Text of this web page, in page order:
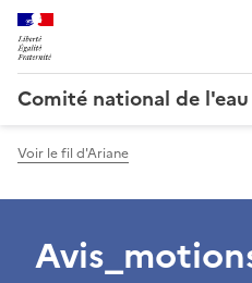
Comité national de l'eau
Voir le fil d'Ariane